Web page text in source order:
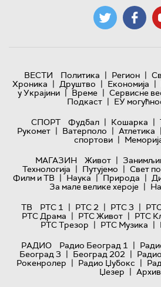
ВЕСТИ Политика | Регион |
Хроника | Друштво | Економија |
у Украјини | Време | Сервисне
Подкаст | ЕУ
СПОРТ
Фудбал | Кошарка |
Рукомет | Ватерполо | Атлетика |
спортови |
МАГАЗИН
Живот |
Технологијa | Путујемо | Свет
Филм и ТВ | Наука | Природа |
За мале велике хероје |
ТВ
РТС 1 | РТС 2 | РТС 3 |
РТС Драма | РТС Живот | РТС
РТС Трезор | РТС Музика |
РАДИО
Радио Београд 1 |
Београд 3 | Београд 202 |
Рокенролер | Радио Џубокс |
Џезер | Архив